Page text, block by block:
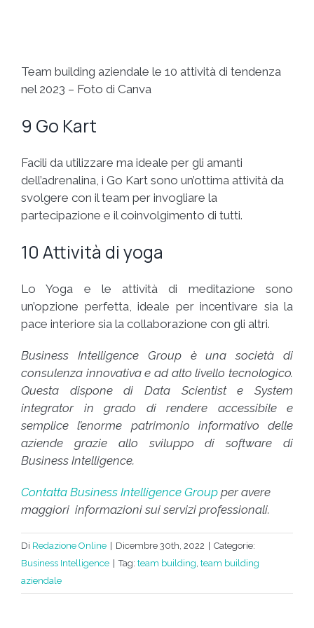
Team building aziendale le 10 attività di tendenza
nel 2023 – Foto di Canva
9 Go Kart
Facili da utilizzare ma ideale per gli amanti
dell’adrenalina, i Go Kart sono un’ottima attività da
svolgere con il team per invogliare la
partecipazione e il coinvolgimento di tutti.
10 Attività di yoga
Lo Yoga e le attività di meditazione sono
un’opzione perfetta, ideale per incentivare sia la
pace interiore sia la collaborazione con gli altri.
Business Intelligence Group è una società di
consulenza innovativa e ad alto livello tecnologico.
Questa dispone di Data Scientist e System
integrator in grado di rendere accessibile e
semplice l’enorme patrimonio informativo delle
aziende grazie allo sviluppo di software di
Business Intelligence.
Contatta Business Intelligence Group per avere
maggiori informazioni sui servizi professionali.
Di Redazione Online Dicembre 30th, 2022
Categorie:
Business Intelligence
Tag: team building team building
aziendale